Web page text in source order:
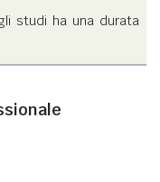
studi ha una durata